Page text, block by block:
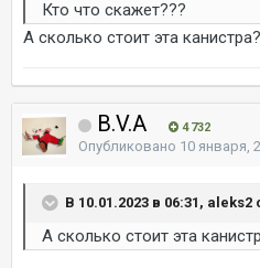
Кто что скажет???
А сколько стоит эта канистра?
B.V.A 4 732
Опубликовано 10 января,
В 10.01.2023 в 06:31, aleks2
А сколько стоит эта